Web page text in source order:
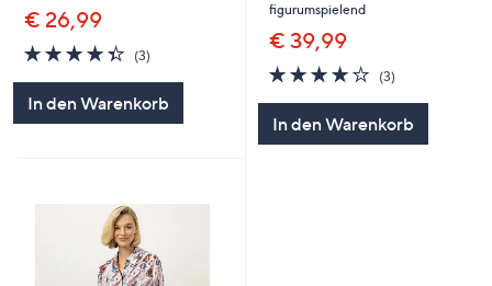
€ 26,99
4.3
von
(3)3
In den Warenkorb
figurumspielend
€ 39,99
4.0
von
(3)3
In den Warenkorb